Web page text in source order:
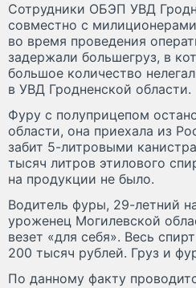
Сотрудники ОБЭП УВД
совместно с
во время проведения
задержали большегруз, в
большое количество
в УВД Гродненской области.
Фуру с полуприцепом
области, она приехала из
забит 5-литровыми
тысяч литров этилового
на продукции не было.
Водитель фуры, 29-летний
уроженец Могилевской
везет «для себя». Весь
200 тысяч рублей. Груз и
По данному факту